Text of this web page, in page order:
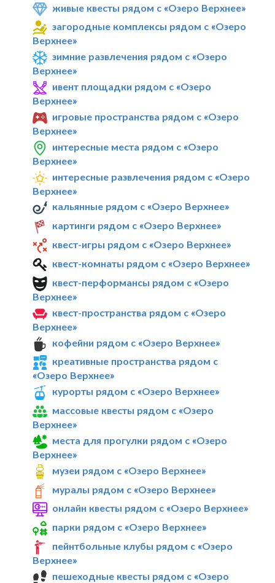
живые квесты рядом с «Озеро Верхнее»
загородные комплексы рядом с «Озеро
Верхнее»
зимние развлечения рядом с «Озеро
Верхнее»
ивент площадки рядом с «Озеро
Верхнее»
игровые пространства рядом с «Озеро
Верхнее»
интересные места рядом с «Озеро
Верхнее»
интересные развлечения рядом с «Озеро
Верхнее»
кальянные рядом с «Озеро Верхнее»
картинги рядом с «Озеро Верхнее»
квест-игры рядом с «Озеро Верхнее»
квест-комнаты рядом с «Озеро Верхнее»
квест-перформансы рядом с «Озеро
Верхнее»
квест-пространства рядом с «Озеро
Верхнее»
кофейни рядом с «Озеро Верхнее»
креативные пространства рядом с
«Озеро Верхнее»
курорты рядом с «Озеро Верхнее»
массовые квесты рядом с «Озеро
Верхнее»
места для прогулки рядом с «Озеро
Верхнее»
музеи рядом с «Озеро Верхнее»
муралы рядом с «Озеро Верхнее»
онлайн квесты рядом с «Озеро Верхнее»
парки рядом с «Озеро Верхнее»
пейнтбольные клубы рядом с «Озеро
Верхнее»
пешеходные квесты рядом с «Озеро